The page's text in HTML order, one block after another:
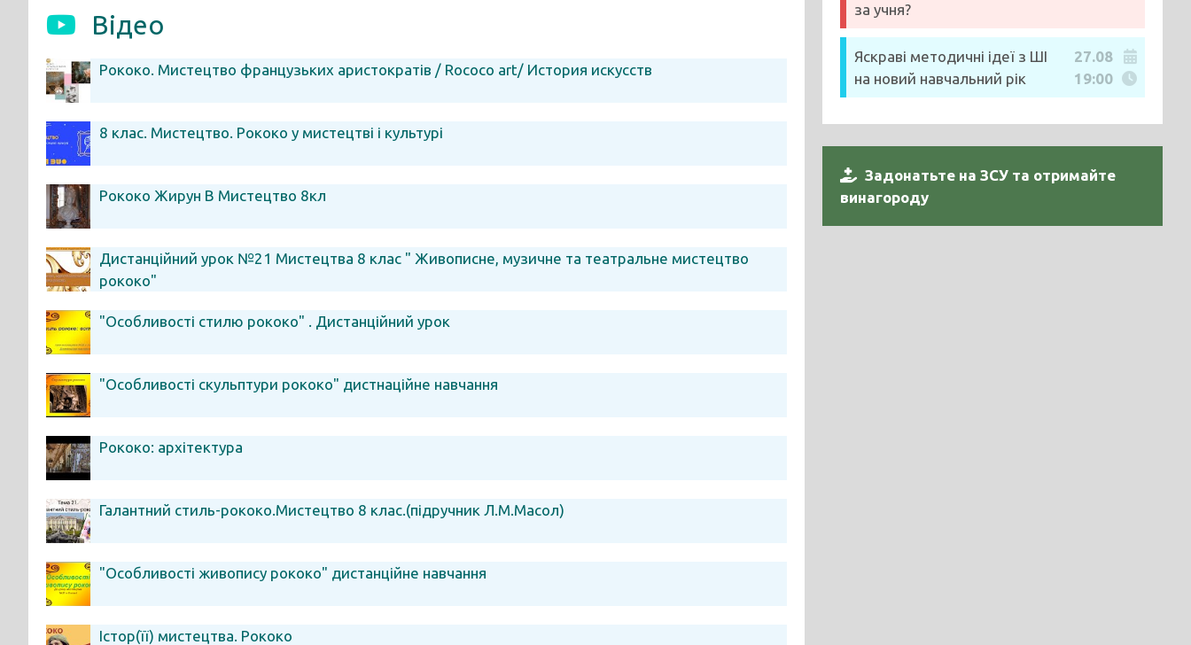
Відео
Рококо. Мистецтво французьких аристократів / Rococo art/ История искусств
8 клас. Мистецтво. Рококо у мистецтві і культурі
Рококо Жирун В Мистецтво 8кл
Дистанційний урок №21 Мистецтва 8 клас " Живописне, музичне та театральне мистецтво
рококо"
"Особливості стилю рококо" . Дистанційний урок
"Особливості скульптури рококо" дистнаційне навчання
Рококо: архітектура
Галантний стиль-рококо.Мистецтво 8 клас.(підручник Л.М.Масол)
"Особливості живопису рококо" дистанційне навчання
Істор(її) мистецтва. Рококо
за учня?
Яскраві методичні ідеї з ШІ
на новий навчальний рік
27.08
19:00
Задонатьте на ЗСУ та отримайте
винагороду